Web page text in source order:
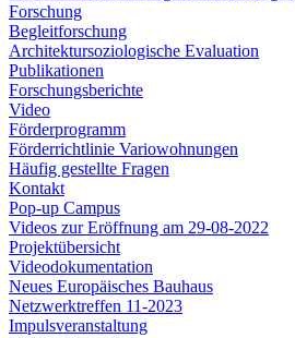
Forschung
Begleitforschung
Architektursoziologische Evaluation
Publikationen
Forschungsberichte
Video
Förderprogramm
Förderrichtlinie Variowohnungen
Häufig gestellte Fragen
Kontakt
Pop-up Campus
Videos zur Eröffnung am 29-08-2022
Projektübersicht
Videodokumentation
Neues Europäisches Bauhaus
Netzwerktreffen 11-2023
Impulsveranstaltung